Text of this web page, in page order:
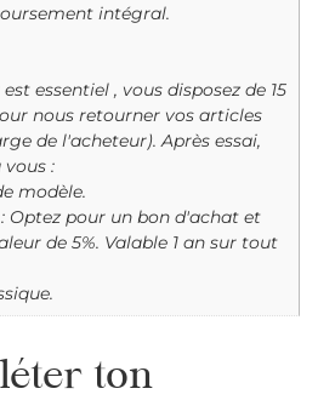
intégral.
essentiel , vous disposez de 15
nous retourner vos articles
de l'acheteur). Après essai,
:
modèle.
: Optez pour un bon d'achat et
de 5%. Valable 1 an sur tout
ton